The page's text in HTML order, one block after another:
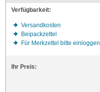
Verfügbarkeit:
Versandkosten
Beipackzettel
Für Merkzettel bitte einloggen
Ihr Preis: